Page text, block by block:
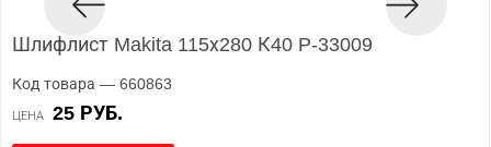
Шлифлист Makita 115х280 К40 P-33009
Код товара — 660863
ЦЕНА 25 РУБ.